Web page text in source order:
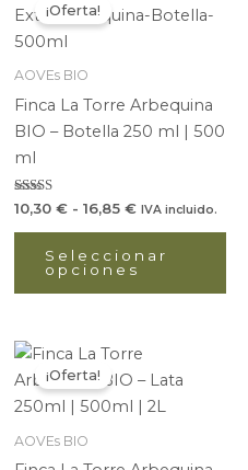
producto
tiene
múltiples
producto
¡Oferta!
AOVEs BIO
Finca La Torre Arbequina
BIO – Botella 250 ml | 500
ml
Valorado
con
5.00
10,30 € - 16,85 €
precios:
16,85 €
IVA incluido.
Seleccionar
opciones
Este
producto
tiene
múltiples
¡Oferta!
AOVEs BIO
Rango
precios:
desde
43,99 €